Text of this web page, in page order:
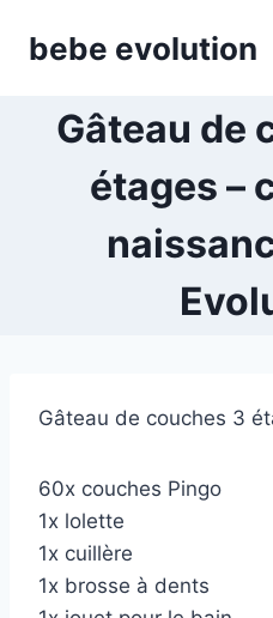
bebe evolution
Gâteau de
étages –
Gâteau de couches 3
60x couches Pingo
1x lolette
1x cuillère
1x brosse à dents